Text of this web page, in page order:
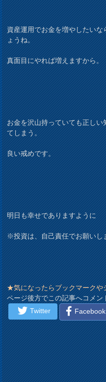
資産運用でお金を増やしたい
ょうね。
真面目にやれば増えますから。
お金を沢山持っていても正し
てしまう。
良い戒めです。
明日も幸せでありますように
※投資は、自己責任でお願いし
★気になったらブックマークや
ページ後方でこの記事へコメ
Twitter
Facebook